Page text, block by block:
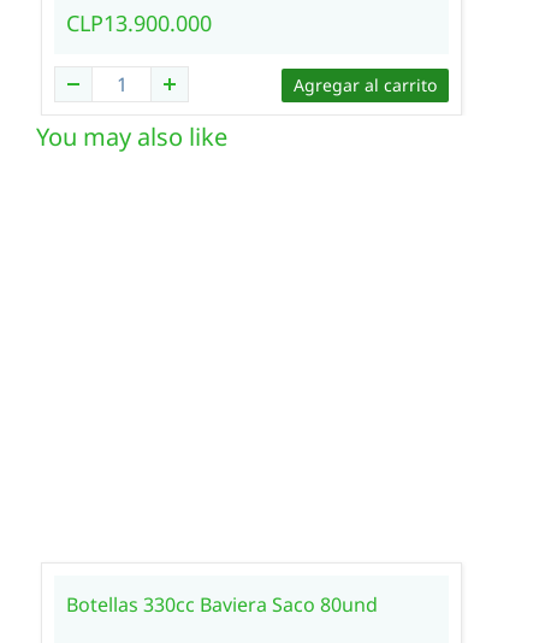
CLP13.900.000
Agregar al carrito
You may also like
Botellas 330cc Baviera Saco 80und